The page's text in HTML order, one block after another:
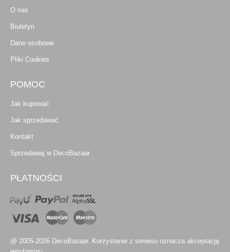
O nas
Biuletyn
Dane osobowe
Pliki Cookies
POMOC
Jak kupować
Jak sprzedawać
Kontakt
Sprzedawaj w DecoBazaar
PŁATNOŚCI
@ 2005-2026 DecoBazaar. Korzystanie z serwisu oznacza akceptację